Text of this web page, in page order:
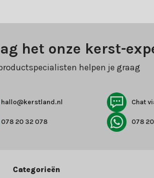
het onze kerst-
helpen je graag
hallo@kerstland.nl Chat
078 20 32 078 078
Categorieën